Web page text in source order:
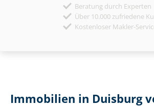
Beratung durch Experten
Über 10.000 zufriedene
Kostenloser Makler-
Immobilien in Duisburg